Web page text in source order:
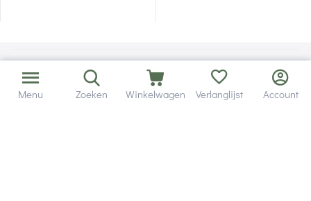
Menu Zoeken Winkelwagen Verlanglijst Account